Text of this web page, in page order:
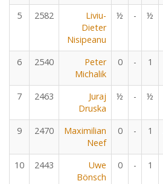
5 2582
Liviu-
Dieter
Nisipeanu
½ - ½
6 2540
Peter
Michalik
0 - 1
7 2463
Juraj
Druska
½ - ½
9 2470
Maximilian
Neef
0 - 1
10 2443
Uwe
Bönsch
0 - 1